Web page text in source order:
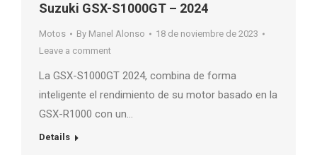
Suzuki GSX-S1000GT – 2024
Motos By Manel Alonso
18 de noviembre de 2023
Leave a comment
La GSX-S1000GT 2024, combina de forma
inteligente el rendimiento de su motor basado en la
GSX-R1000 con un…
Details